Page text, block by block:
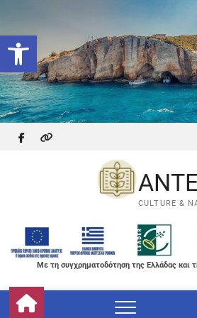
Ανοίξτε τη
content
facebook
themefreesia
CULTURE &
Με τη συγχρηματοδότηση της Ελλάδας και